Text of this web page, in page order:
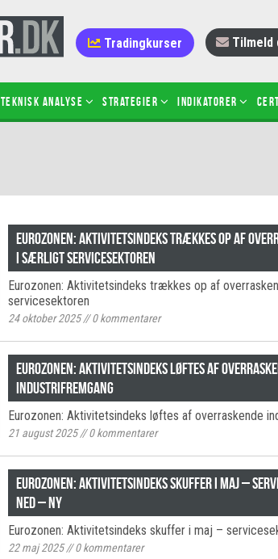
Tradingkurser Tilmeld
Teknisk analyse Strategier Indikatorer
Sådan bruges stop-loss
Hvad sætter du på spil ved CFD-
handel?
Sådan fungerer BULL & BEAR-
certifikater
Eurozonen: Aktivitetsindeks trækkes op af
i særligt servicesektoren
Eurozonen: Aktivitetsindeks trækkes op af
servicesektoren
24 oktober 2025//0kommentarer
Eurozonen: Aktivitetsindeks løftes af
industrifremgang
Eurozonen: Aktivitetsindeks løftes af overraskende
21 august 2025//0kommentarer
Eurozonen: Aktivitetsindeks skuffer i maj –
ned – NY
Eurozonen: Aktivitetsindeks skuffer i maj –
22 maj 2025//0kommentarer